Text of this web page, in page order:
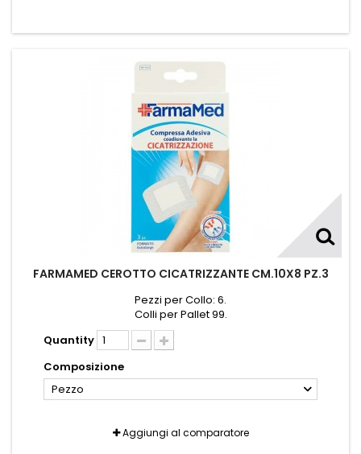
FARMAMED CEROTTO CICATRIZZANTE CM.10X8 PZ.3
Pezzi per Collo: 6.
Colli per Pallet 99.
Quantity
Composizione
Pezzo
Aggiungi al comparatore